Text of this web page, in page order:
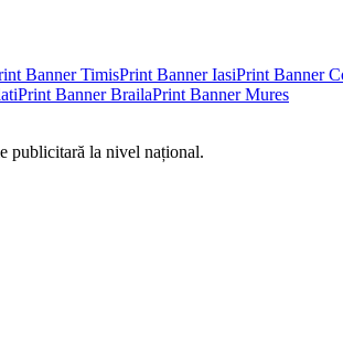
BannerTimisPrint BannerIasiPrint Banner
Print BannerBrailaPrint BannerMures
publicitară la nivel național.